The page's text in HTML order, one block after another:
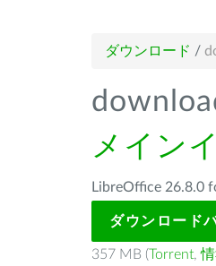
ダウンロード /
メイン
LibreOffice 26.8.0
ダウンロード
357 MB (Torrent,